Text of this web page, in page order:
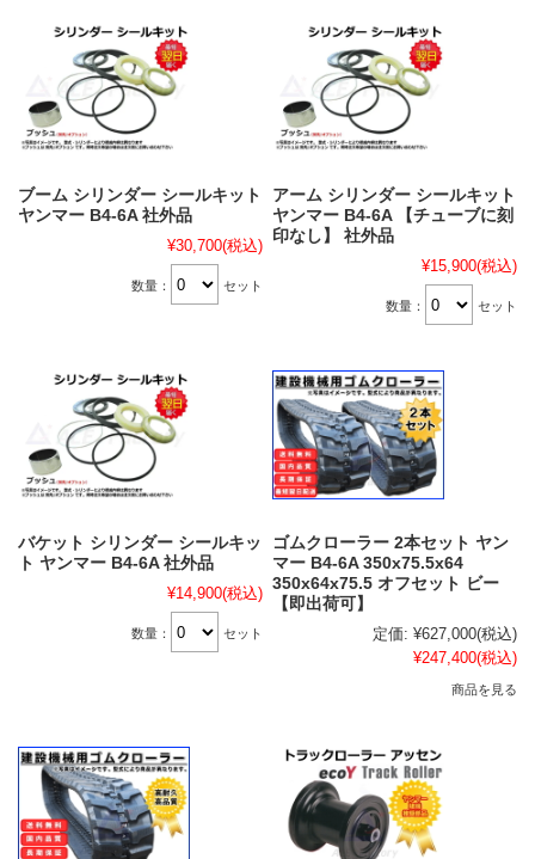
ブーム シリンダー シールキット
ヤンマー B4-6A 社外品
¥30,700(税込)
数量： セット
アーム シリンダー シールキット
ヤンマー B4-6A 【チューブに刻
印なし】 社外品
¥15,900(税込)
数量： セット
バケット シリンダー シールキッ
ト ヤンマー B4-6A 社外品
¥14,900(税込)
数量： セット
ゴムクローラー 2本セット ヤン
マー B4-6A 350x75.5x64
350x64x75.5 オフセット ビー
【即出荷可】
定価: ¥627,000(税込)
¥247,400(税込)
商品を見る